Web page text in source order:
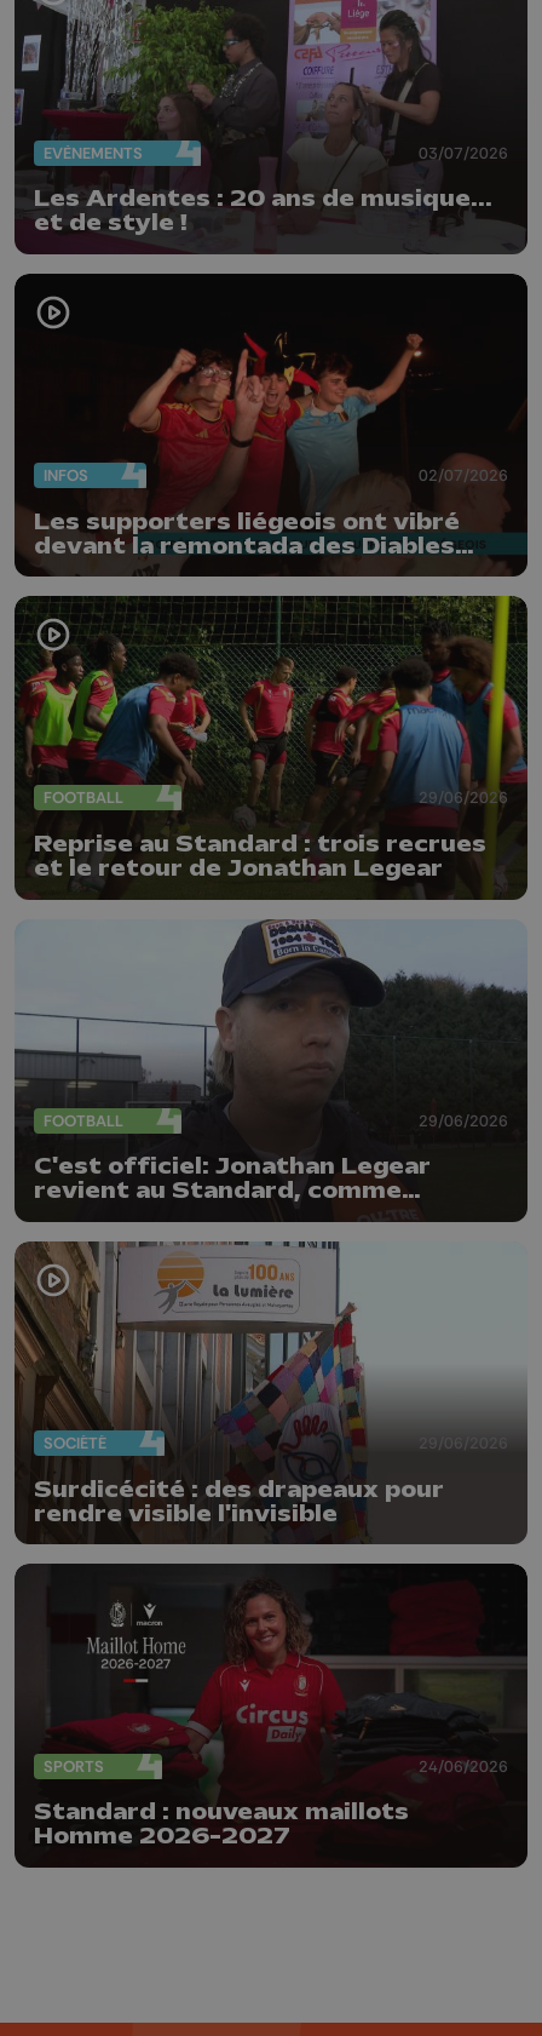
EVÈNEMENTS 03/07/2026
Les Ardentes : 20 ans de musique...
et de style !
INFOS 02/07/2026
Les supporters liégeois ont vibré
devant la remontada des Diables
Rouges
FOOTBALL 29/06/2026
Reprise au Standard : trois recrues
et le retour de Jonathan Legear
FOOTBALL 29/06/2026
C'est officiel: Jonathan Legear
revient au Standard, comme
SOCIÉTÉ 29/06/2026
Surdicécité : des drapeaux pour
rendre visible l'invisible
SPORTS 24/06/2026
Standard : nouveaux maillots
Homme 2026-2027